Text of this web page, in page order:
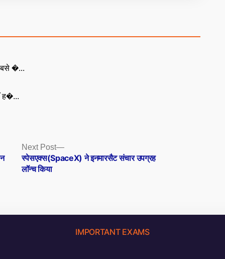
�...
ह�...
Next Post
Next
post:
स्पेसएक्स(SpaceX) ने इनमारसैट संचार उपग्रह
लॉन्च किया
IMPORTANT EXAMS